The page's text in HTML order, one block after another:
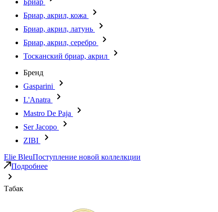
Бриар
Бриар, акрил, кожа
Бриар, акрил, латунь
Бриар, акрил, серебро
Тосканский бриар, акрил
Бренд
Gasparini
L'Anatra
Mastro De Paja
Ser Jacopo
ZIBI
Elie BleuПоступление новой коллелкции
Подробнее
Табак